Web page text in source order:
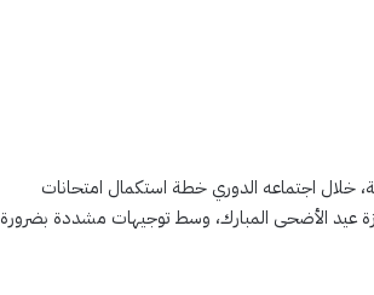
خلال اجتماعه الدوري خطة استكمال امتحانات
2025/2026، وذلك عقب انتهاء إجازة عيد الأضحى المبارك، وسط توجيهات مشددة بضرورة